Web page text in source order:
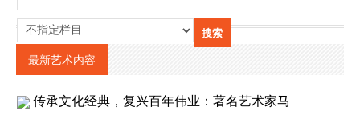
最新艺术内容
传承文化经典，复兴百年伟业：著名艺术家马